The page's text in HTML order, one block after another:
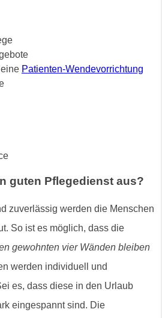
Patienten-Wendevorrichtung
guten Pflegedienst aus?
zuverlässig werden die Menschen
So ist es möglich, dass die
gewohnten vier Wänden bleiben
werden individuell und
es, dass diese in den Urlaub
eingespannt sind. Die